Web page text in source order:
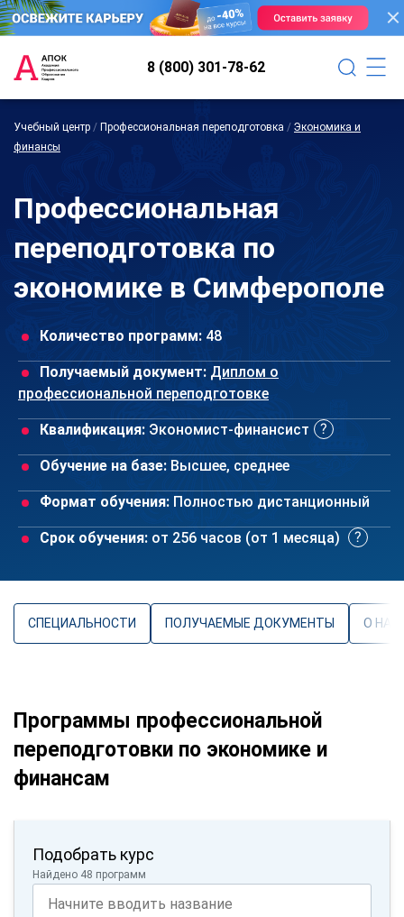
8 (800) 301-78-62
Учебный центр / Профессиональная переподготовка / Экономика и
финансы
Профессиональная
переподготовка по
экономике в Симферополе
Количество программ: 48
Получаемый документ: Диплом о
профессиональной переподготовке
Квалификация: Экономист-финансист
Обучение на базе: Высшее, среднее
Формат обучения: Полностью дистанционный
Срок обучения: от 256 часов (от 1 месяца)
СПЕЦИАЛЬНОСТИ ПОЛУЧАЕМЫЕ ДОКУМЕНТЫ О
Программы профессиональной
переподготовки по экономике и
финансам
Подобрать курс
Найдено 48 программ